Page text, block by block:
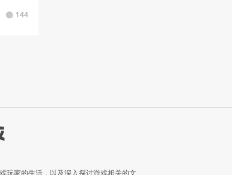
144
玩家的生活，以及深入探讨游戏相关的文